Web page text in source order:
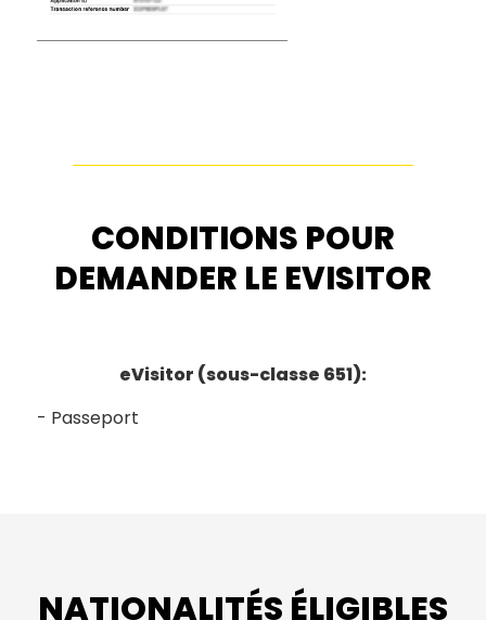
CONDITIONS POUR
DEMANDER LE EVISITOR
eVisitor (sous-classe 651):
Passeport
NATIONALITÉS ÉLIGIBLES